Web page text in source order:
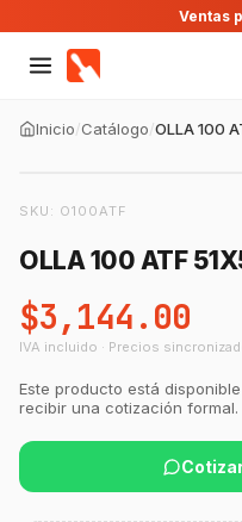
Ventas
Inicio/Catálogo/
SKU: O100ATF
OLLA 100 ATF
$3,144.00
IVA incluido · Precios
Este producto está
recibir una cotización formal.